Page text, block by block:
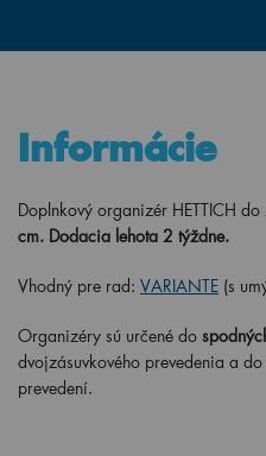
Informácie
Doplnkový organizér HETTICH
cm. Dodacia lehota 2 týždne.
Vhodný pre rad: VARIANTE (s
Organizéry sú určené do
dvojzásuvkového prevedenia a
prevedení.